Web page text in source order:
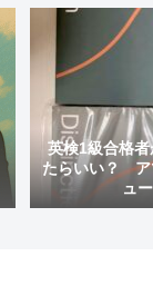
英検1級合格
たらいい？ ア
ュ